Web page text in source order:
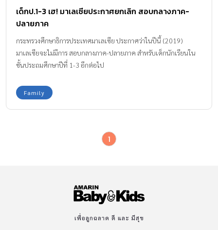
เด็กป.1-3 เฮ! มาเลเซียประกาศยกเลิก สอบกลางภาค-
ปลายภาค
กระทรวงศึกษาธิการประเทศมาเลเซีย ประกาศว่าในปีนี้ (2019)
มาเลเซียจะไม่มีการ สอบกลางภาค-ปลายภาค สำหรับเด็กนักเรียนใน
ชั้นประถมศึกษาปีที่ 1-3 อีกต่อไป
Family
1
เพื่อลูกฉลาด ดี และ มีสุข